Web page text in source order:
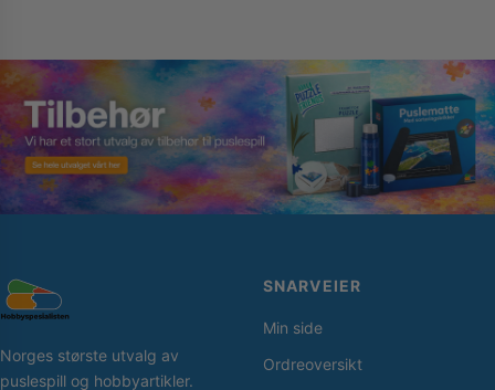
Norges største utvalg av
puslespill og hobbyartikler.
SNARVEIER
Min side
Ordreoversikt